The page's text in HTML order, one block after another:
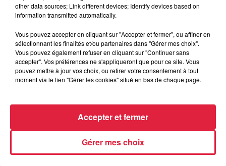
donc pensé investir dans cette licence pour organiser des
soirées événements comme des fêtes de la bière, des
Oktoberfest et pourquoi pas des afterworks.(...)Cette
licence nous permet de servir les bières sur place et de les
faire déguster. Sans la licence, les personnes pourront
uniquement acheter nos bières capsulées et repartir avec
pour les boire tout seul chez eux, ce qui n'est pas très
Publié : 25 juin 2021 à 12h00 - Modifié : 30 octobre 2025 à
16h48 Rédaction
other data sources; Link different devices; Identify devices based on
information transmitted automatically.
Vous pouvez accepter en cliquant sur "Accepter et fermer", ou affiner en
sélectionnant les finalités et/ou partenaires dans "Gérer mes choix".
Vous pouvez également refuser en cliquant sur "Continuer sans
accepter". Vos préférences ne s'appliqueront que pour ce site. Vous
pouvez mettre à jour vos choix, ou retirer votre consentement à tout
moment via le lien "Gérer les cookies" situé en bas de chaque page.
Gérer mes choix
Accepter et fermer